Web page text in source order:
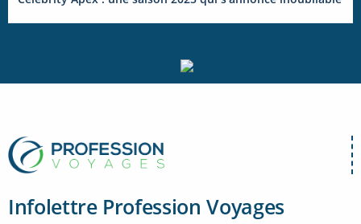
Infolettre Profession Voyages